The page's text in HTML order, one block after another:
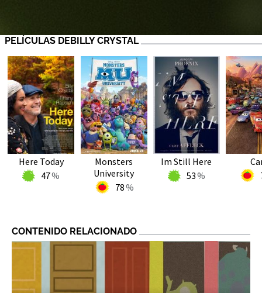
PELÍCULAS DEBILLY CRYSTAL
Here Today
47
Monsters
University
78
Im Still Here
53
CONTENIDO RELACIONADO